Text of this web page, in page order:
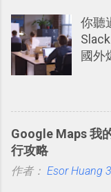
你聽
國外
理
有機
點：
Google Maps 我
行攻略
作者： Esor Huang